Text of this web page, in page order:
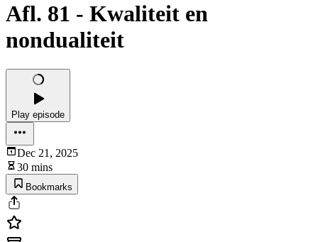
Afl. 81 - Kwaliteit en
nondualiteit
Play episode
Dec 21, 2025
30 mins
Bookmarks